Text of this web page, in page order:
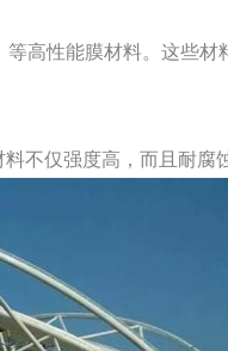
高性能膜材料。这些
不仅强度高，而且耐腐